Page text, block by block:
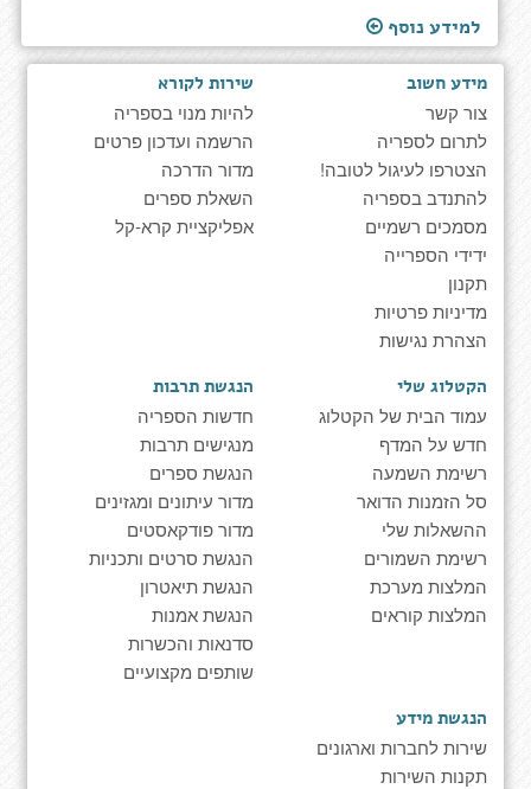
למידע נוסף
מידע חשוב
צור קשר
לתרום לספריה
הצטרפו לעיגול לטובה!
להתנדב בספריה
מסמכים רשמיים
ידידי הספרייה
תקנון
מדיניות פרטיות
הצהרת נגישות
שירות לקורא
להיות מנוי בספריה
הרשמה ועדכון פרטים
מדור הדרכה
השאלת ספרים
אפליקציית קרא-קל
הקטלוג שלי
עמוד הבית של הקטלוג
חדש על המדף
רשימת השמעה
סל הזמנות הדואר
ההשאלות שלי
רשימת השמורים
המלצות מערכת
המלצות קוראים
הנגשת תרבות
חדשות הספריה
מנגישים תרבות
הנגשת ספרים
מדור עיתונים ומגזינים
מדור פודקאסטים
הנגשת סרטים ותכניות
הנגשת תיאטרון
הנגשת אמנות
סדנאות והכשרות
שותפים מקצועיים
הנגשת מידע
שירות לחברות וארגונים
תקנות השירות